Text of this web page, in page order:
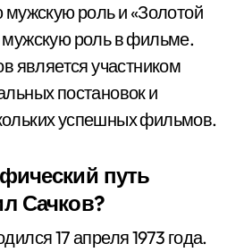
роль и «Золотой
роль в фильме.
является участником
постановок и
успешных фильмов.
путь
Сачков?
17 апреля 1973 года.